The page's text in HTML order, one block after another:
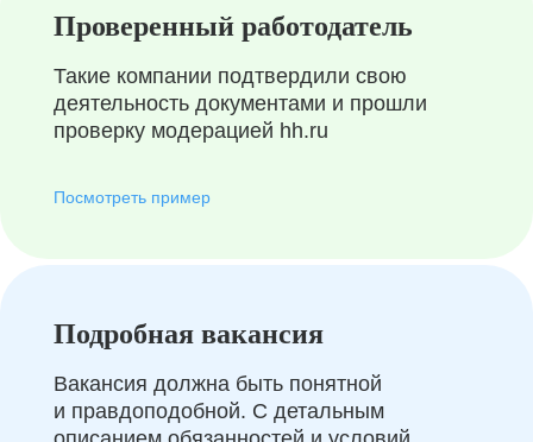
Проверенный работодатель
Такие компании подтвердили свою
деятельность документами и прошли
проверку модерацией hh.ru
Посмотреть пример
Подробная вакансия
Вакансия должна быть понятной
и правдоподобной. С детальным